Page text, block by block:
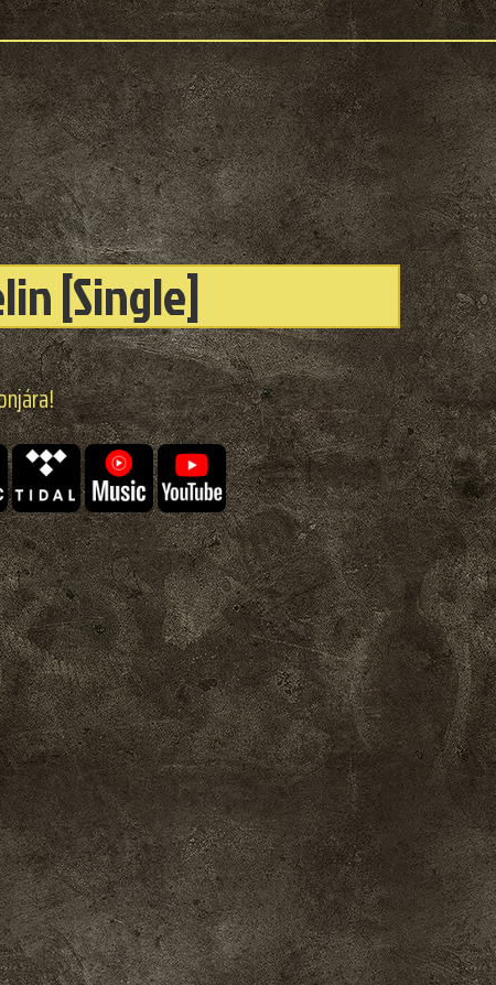
[Single]